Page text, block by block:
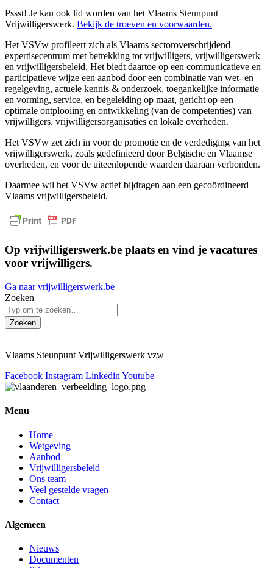
Pssst! Je kan ook lid worden van het Vlaams Steunpunt
Vrijwilligerswerk. Bekijk de troeven en voorwaarden.
Het VSVw profileert zich als Vlaams sectoroverschrijdend
expertisecentrum met betrekking tot vrijwilligers, vrijwilligerswerk
en vrijwilligersbeleid. Het biedt daartoe op een communicatieve en
participatieve wijze een aanbod door een combinatie van wet- en
regelgeving, actuele kennis & onderzoek, toegankelijke informatie
en vorming, service, en begeleiding op maat, gericht op een
optimale ontplooiing en ontwikkeling (van de competenties) van
vrijwilligers, vrijwilligersorganisaties en lokale overheden.
Het VSVw zet zich in voor de promotie en de verdediging van het
vrijwilligerswerk, zoals gedefinieerd door Belgische en Vlaamse
overheden, en voor de uiteenlopende waarden daaraan verbonden.
Daarmee wil het VSVw actief bijdragen aan een gecoördineerd
Vlaams vrijwilligersbeleid.
Op vrijwilligerswerk.be plaats en vind je vacatures
voor vrijwilligers.
Ga naar vrijwilligerswerk.be
Zoeken
Zoeken
Vlaams Steunpunt Vrijwilligerswerk vzw
Facebook Instagram Linkedin Youtube
Menu
Home
Wetgeving
Aanbod
Vrijwilligersbeleid
Ons team
Veel gestelde vragen
Contact
Algemeen
Nieuws
Documenten